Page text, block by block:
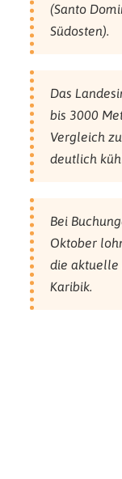
(Santo
Südosten).
Das
bis 3000
Vergleich
deutlich
Bei
Oktober
die aktuelle
Karibik.